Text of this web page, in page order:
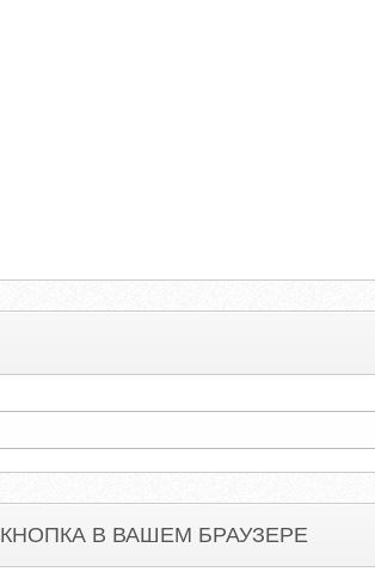
КНОПКА В ВАШЕМ БРАУЗЕРЕ